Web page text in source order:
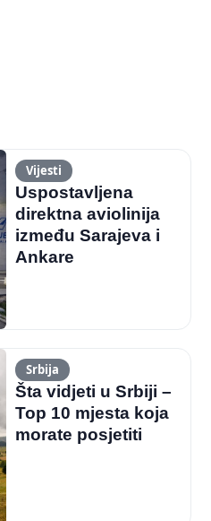
Vijesti
Uspostavljena
direktna aviolinija
između Sarajeva i
Ankare
Srbija
Šta vidjeti u Srbiji –
Top 10 mjesta koja
morate posjetiti